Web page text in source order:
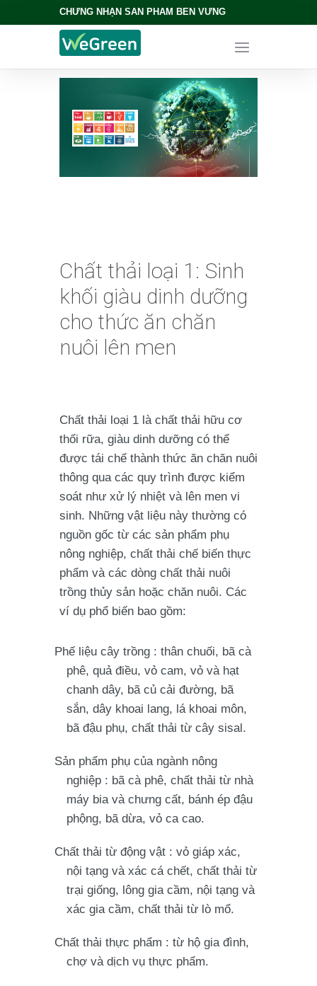
CHỨNG NHẬN SẢN PHẨM BỀN VỮNG
Chất thải loại 1: Sinh
khối giàu dinh dưỡng
cho thức ăn chăn
nuôi lên men
Chất thải loại 1 là chất thải hữu cơ
thối rữa, giàu dinh dưỡng có thể
được tái chế thành thức ăn chăn nuôi
thông qua các quy trình được kiểm
soát như xử lý nhiệt và lên men vi
sinh. Những vật liệu này thường có
nguồn gốc từ các sản phẩm phụ
nông nghiệp, chất thải chế biến thực
phẩm và các dòng chất thải nuôi
trồng thủy sản hoặc chăn nuôi. Các
ví dụ phổ biến bao gồm:
Phế liệu cây trồng : thân chuối, bã cà
phê, quả điều, vỏ cam, vỏ và hạt
chanh dây, bã củ cải đường, bã
sắn, dây khoai lang, lá khoai môn,
bã đậu phụ, chất thải từ cây sisal.
Sản phẩm phụ của ngành nông
nghiệp : bã cà phê, chất thải từ nhà
máy bia và chưng cất, bánh ép đậu
phộng, bã dừa, vỏ ca cao.
Chất thải từ động vật : vỏ giáp xác,
nội tạng và xác cá chết, chất thải từ
trại giống, lông gia cầm, nội tạng và
xác gia cầm, chất thải từ lò mổ.
Chất thải thực phẩm : từ hộ gia đình,
chợ và dịch vụ thực phẩm.